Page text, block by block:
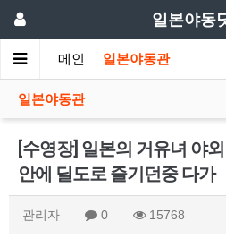
일본야동
메인 일본야동관
일본야동관
[수영장] 일본의 거유녀 야
안에 딜도로 즐기던중 다가
관리자 0 15768